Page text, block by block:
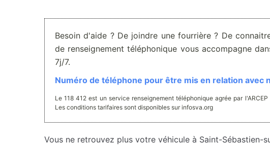
Besoin d'aide ? De joindre une fourrière ? De
de renseignement téléphonique vous accompagne
7j/7.
Numéro de téléphone pour être mis en relation avec
Le 118 412 est un service renseignement téléphonique agrée par
Les conditions tarifaires sont disponibles sur infosva.org
Vous ne retrouvez plus votre véhicule à Saint-Sébastien-